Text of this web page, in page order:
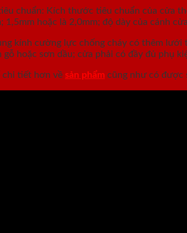
chuẩn: Kích thước tiêu chuẩn của cửa
1,5mm hoặc là 2,0mm; độ dày của cánh
kính cường lực chống cháy có thêm
hoặc sơn dầu; cửa phải có đầy đủ phụ
tiết hơn về sản phẩm cũng như có được